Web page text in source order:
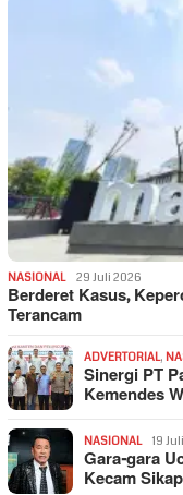
NASIONAL 29 Juli 2026
Berderet Kasus,
Terancam
ADVERTORIAL,
Sinergi PT
Kemendes
NASIONAL 19
Gara-gara
Kecam